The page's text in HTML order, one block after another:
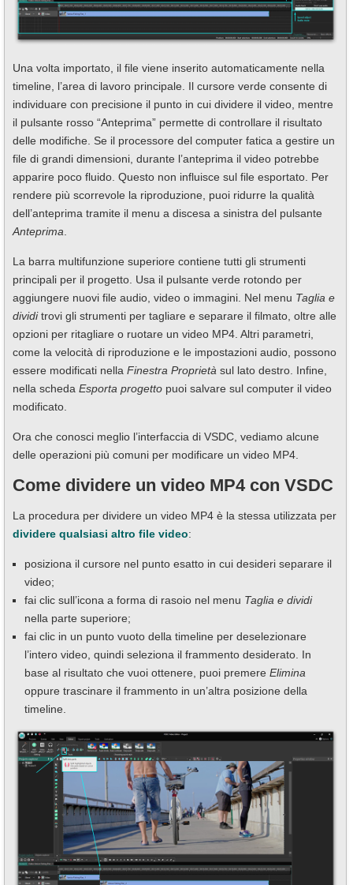
Una volta importato, il file viene inserito automaticamente nella
timeline, l’area di lavoro principale. Il cursore verde consente di
individuare con precisione il punto in cui dividere il video, mentre
il pulsante rosso “Anteprima” permette di controllare il risultato
delle modifiche. Se il processore del computer fatica a gestire un
file di grandi dimensioni, durante l’anteprima il video potrebbe
apparire poco fluido. Questo non influisce sul file esportato. Per
rendere più scorrevole la riproduzione, puoi ridurre la qualità
dell’anteprima tramite il menu a discesa a sinistra del pulsante
Anteprima.
La barra multifunzione superiore contiene tutti gli strumenti
principali per il progetto. Usa il pulsante verde rotondo per
aggiungere nuovi file audio, video o immagini. Nel menu Taglia e
dividitrovi gli strumenti per tagliare e separare il filmato, oltre alle
opzioni per ritagliare o ruotare un video MP4. Altri parametri,
come la velocità di riproduzione e le impostazioni audio, possono
essere modificati nella Finestra Proprietà sul lato destro. Infine,
nella scheda Esporta progetto puoi salvare sul computer il video
modificato.
Ora che conosci meglio l’interfaccia di VSDC, vediamo alcune
delle operazioni più comuni per modificare un video MP4.
Come dividere un video MP4 con VSDC
La procedura per dividere un video MP4 è la stessa utilizzata per
dividere qualsiasi altro file video:
posiziona il cursore nel punto esatto in cui desideri separare il
video;
fai clic sull’icona a forma di rasoio nel menu Taglia e dividi
nella parte superiore;
fai clic in un punto vuoto della timeline per deselezionare
l’intero video, quindi seleziona il frammento desiderato. In
base al risultato che vuoi ottenere, puoi premere Elimina
oppure trascinare il frammento in un’altra posizione della
timeline.